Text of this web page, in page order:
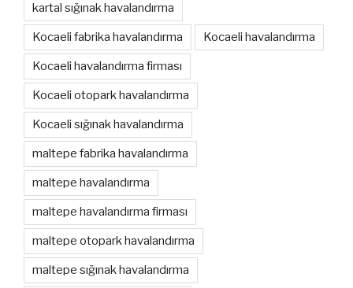
kartal sığınak havalandırma
Kocaeli fabrika havalandırma Kocaeli havalandırma
Kocaeli havalandırma firması
Kocaeli otopark havalandırma
Kocaeli sığınak havalandırma
maltepe fabrika havalandırma
maltepe havalandırma
maltepe havalandırma firması
maltepe otopark havalandırma
maltepe sığınak havalandırma